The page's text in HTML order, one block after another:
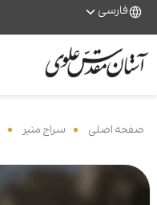
فارسی
صفحه اصلی سراج منیر